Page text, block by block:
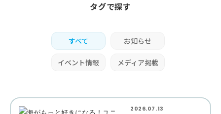
タグで探す
すべて お知らせ
イベント情報 メディア掲載
2026.07.13